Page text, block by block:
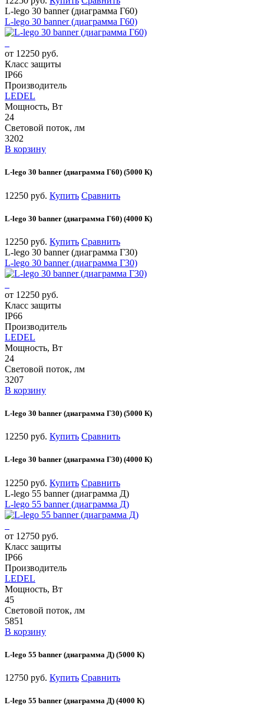
L-lego 30 banner (диаграмма Г60)
L-lego 30 banner (диаграмма Г60)
от 12250 руб.
Класс защиты
IP66
Производитель
LEDEL
Мощность, Вт
24
Световой поток, лм
3202
В корзину
L-lego 30 banner (диаграмма Г60) (5000 К)
12250 руб. Купить Сравнить
L-lego 30 banner (диаграмма Г60) (4000 К)
12250 руб. Купить Сравнить
L-lego 30 banner (диаграмма Г30)
L-lego 30 banner (диаграмма Г30)
от 12250 руб.
Класс защиты
IP66
Производитель
LEDEL
Мощность, Вт
24
Световой поток, лм
3207
В корзину
L-lego 30 banner (диаграмма Г30) (5000 К)
12250 руб. Купить Сравнить
L-lego 30 banner (диаграмма Г30) (4000 К)
12250 руб. Купить Сравнить
L-lego 55 banner (диаграмма Д)
L-lego 55 banner (диаграмма Д)
от 12750 руб.
Класс защиты
IP66
Производитель
LEDEL
Мощность, Вт
45
Световой поток, лм
5851
В корзину
L-lego 55 banner (диаграмма Д) (5000 К)
12750 руб. Купить Сравнить
L-lego 55 banner (диаграмма Д) (4000 К)